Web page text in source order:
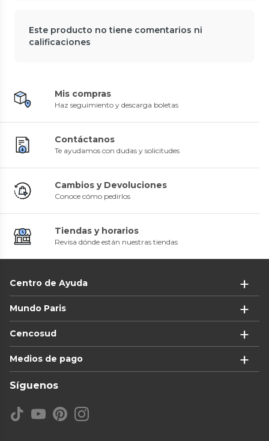
Este producto no tiene comentarios ni
calificaciones
Mis compras
Haz seguimiento y descarga boletas
Contáctanos
Te ayudamos con dudas y solicitudes
Cambios y Devoluciones
Conoce cómo pedirlos
Tiendas y horarios
Revisa dónde están nuestras tiendas
Centro de Ayuda
Mundo Paris
Cencosud
Medios de pago
Síguenos